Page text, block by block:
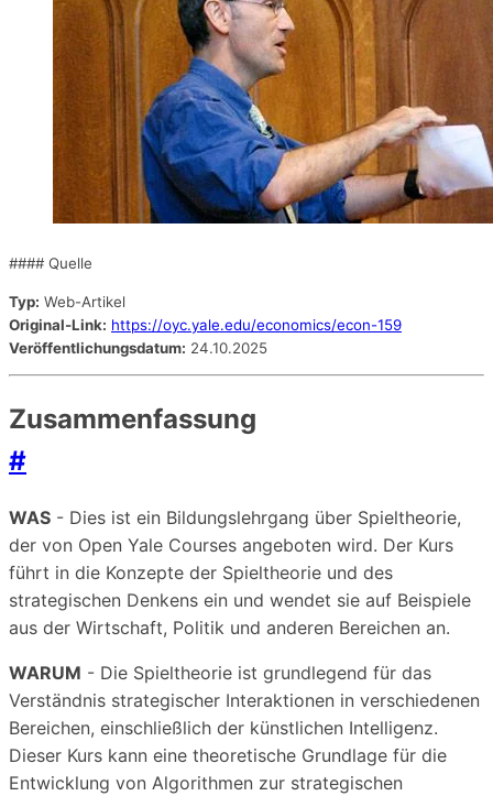
#### Quelle
Typ: Web-Artikel
Original-Link: https://oyc.yale.edu/economics/econ-159
Veröffentlichungsdatum: 24.10.2025
Zusammenfassung
#
WAS - Dies ist ein Bildungslehrgang über Spieltheorie,
der von Open Yale Courses angeboten wird. Der Kurs
führt in die Konzepte der Spieltheorie und des
strategischen Denkens ein und wendet sie auf Beispiele
aus der Wirtschaft, Politik und anderen Bereichen an.
WARUM - Die Spieltheorie ist grundlegend für das
Verständnis strategischer Interaktionen in verschiedenen
Bereichen, einschließlich der künstlichen Intelligenz.
Dieser Kurs kann eine theoretische Grundlage für die
Entwicklung von Algorithmen zur strategischen